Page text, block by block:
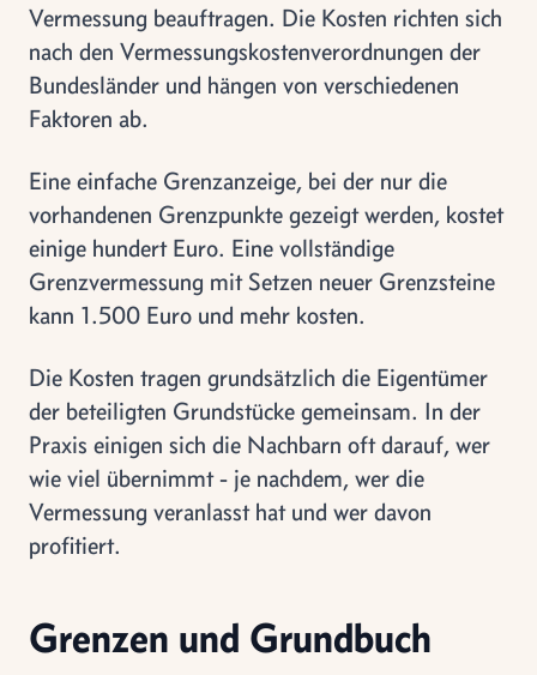
Vermessung beauftragen. Die Kosten richten sich
nach den Vermessungskostenverordnungen der
Bundesländer und hängen von verschiedenen
Faktoren ab.
Eine einfache Grenzanzeige, bei der nur die
vorhandenen Grenzpunkte gezeigt werden, kostet
einige hundert Euro. Eine vollständige
Grenzvermessung mit Setzen neuer Grenzsteine
kann 1.500 Euro und mehr kosten.
Die Kosten tragen grundsätzlich die Eigentümer
der beteiligten Grundstücke gemeinsam. In der
Praxis einigen sich die Nachbarn oft darauf, wer
wie viel übernimmt - je nachdem, wer die
Vermessung veranlasst hat und wer davon
profitiert.
Grenzen und Grundbuch